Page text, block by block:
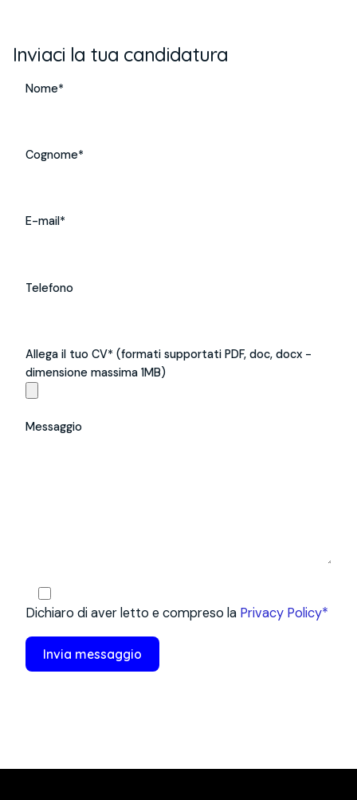
Inviaci la tua candidatura
Nome*
Cognome*
E-mail*
Telefono
Allega il tuo CV* (formati supportati PDF, doc, docx -
dimensione massima 1MB)
Messaggio
Dichiaro di aver letto e compreso la Privacy Policy*